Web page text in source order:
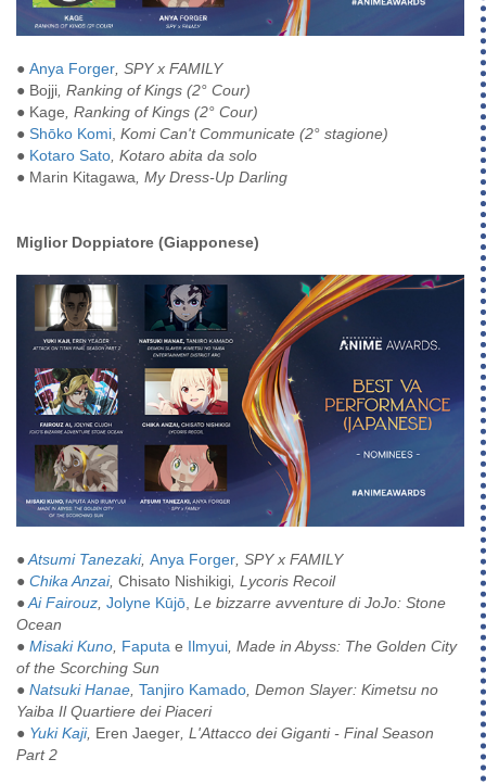
● Anya Forger , SPY x FAMILY
● Bojji , Ranking of Kings (2° Cour)
● Kage , Ranking of Kings (2° Cour)
● Shōko Komi Komi Can't Communicate (2° stagione)
● Kotaro Sato , Kotaro abita da solo
● Marin Kitagawa , My Dress-Up Darling
Miglior Doppiatore (Giapponese)
●Atsumi Tanezaki, Anya Forger, SPY x FAMILY
● Chika Anzai, Chisato Nishikigi, Lycoris Recoil
●Ai Fairouz, Jolyne Kūjō, Le bizzarre avventure di JoJo: Stone
Ocean
● Misaki Kuno, Faputa e Ilmyui, Made in Abyss: The Golden City
of the Scorching Sun
● Natsuki Hanae, Tanjiro Kamado, Demon Slayer: Kimetsu no
Yaiba Il Quartiere dei Piaceri
● Yuki Kaji, Eren Jaeger, L'Attacco dei Giganti - Final Season
Part 2